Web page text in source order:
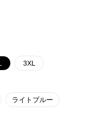
3XL
ライトブルー